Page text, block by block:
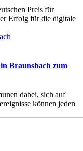
Preis für
Erfolg für die digitale
Braunsbach zum
dabei, sich auf
können jeden